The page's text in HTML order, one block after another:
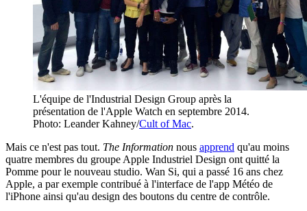
L'équipe de l'Industrial Design Group après la
présentation de l'Apple Watch en septembre 2014.
Photo: Leander Kahney/Cult of Mac.
Mais ce n'est pas tout. The Information nous apprend qu'au moins
quatre membres du groupe Apple Industriel Design ont quitté la
Pomme pour le nouveau studio. Wan Si, qui a passé 16 ans chez
Apple, a par exemple contribué à l'interface de l'app Météo de
l'iPhone ainsi qu'au design des boutons du centre de contrôle.